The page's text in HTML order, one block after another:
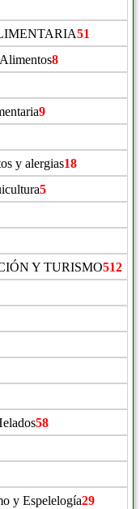
51
8
9
y alergias18
5
Y TURISMO512
58
y Espelelogía29